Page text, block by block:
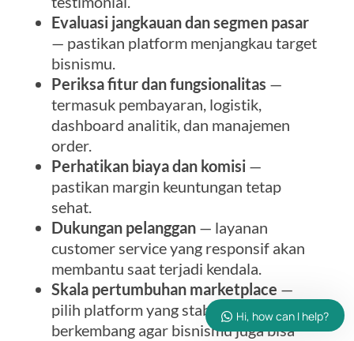
Evaluasi jangkauan dan segmen pasar
— pastikan platform menjangkau target
bisnismu.
Periksa fitur dan fungsionalitas —
termasuk pembayaran, logistik,
dashboard analitik, dan manajemen
order.
Perhatikan biaya dan komisi—
pastikan margin keuntungan tetap
sehat.
Dukungan pelanggan— layanan
customer service yang responsif akan
membantu saat terjadi kendala.
Skala pertumbuhan marketplace —
pilih platform yang stabil dan
berkembang agar bisnismu juga bisa
Hi, how can I help?